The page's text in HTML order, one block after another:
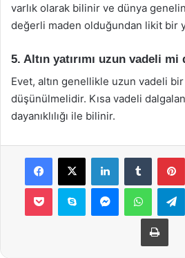
varlık olarak bilinir ve dünya
değerli maden olduğundan likit bir
5. Altın yatırımı uzun vadeli
Evet, altın genellikle uzun vadeli bir
düşünülmelidir. Kısa vadeli
dayanıklılığı ile bilinir.
Facebook
X LinkedInTumblr
Pocket Skype Messenger